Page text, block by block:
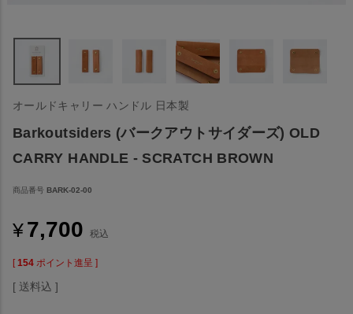
オールドキャリー ハンドル 日本製
Barkoutsiders (バークアウトサイダーズ) OLD
CARRY HANDLE - SCRATCH BROWN
商品番号 BARK-02-00
¥7,700 税込
[ 154 ポイント進呈 ]
送料込